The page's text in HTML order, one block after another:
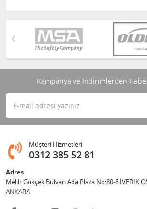
Kampanya ve İndirimlerden
Müşteri Hizmetleri
0312 385 52 81
Adres
Melih Gökçek Bulvarı Ada Plaza No:80-8 İVEDİK
ANKARA